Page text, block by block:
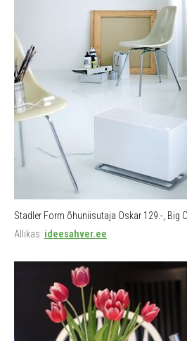
Stadler Form õhuniisutaja Oskar 129.-, Big
Allikas: ideesahver.ee